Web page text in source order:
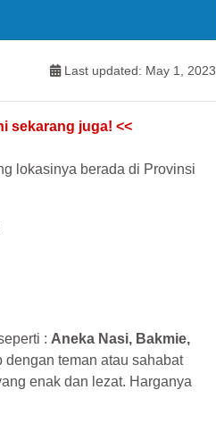
Last updated: May 1, 2023
lokasinya berada di Provinsi
: Aneka Nasi, Bakmie,
dengan teman atau sahabat
enak dan lezat. Harganya